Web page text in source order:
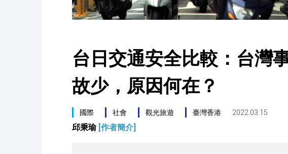
台日交通安全比較：台灣
故少，原因何在？
國際 社會 觀光旅遊 臺灣香港 2022.03.15
邱秉瑜 [作者簡介]